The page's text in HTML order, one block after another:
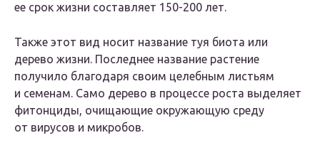
ее срок жизни составляет 150-200 лет.
Также этот вид носит название туя биота или
дерево жизни. Последнее название растение
получило благодаря своим целебным листьям
и семенам. Само дерево в процессе роста выделяет
фитонциды, очищающие окружающую среду
от вирусов и микробов.